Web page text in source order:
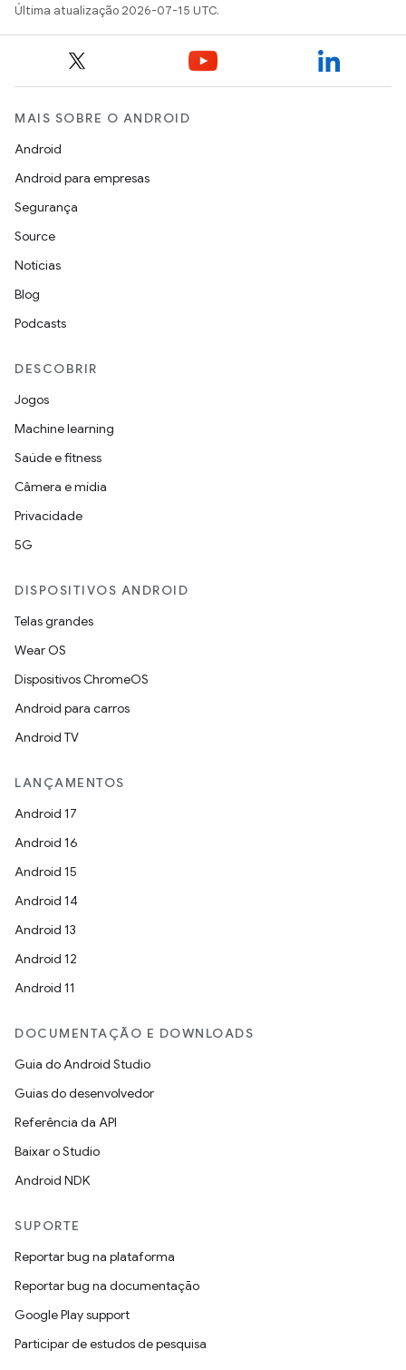
Última atualização 2026-07-15 UTC.
MAIS SOBRE O ANDROID
Android
Android para empresas
Segurança
Source
Notícias
Blog
Podcasts
DESCOBRIR
Jogos
Machine learning
Saúde e fitness
Câmera e mídia
Privacidade
5G
DISPOSITIVOS ANDROID
Telas grandes
Wear OS
Dispositivos ChromeOS
Android para carros
Android TV
LANÇAMENTOS
Android 17
Android 16
Android 15
Android 14
Android 13
Android 12
Android 11
DOCUMENTAÇÃO E DOWNLOADS
Guia do Android Studio
Guias do desenvolvedor
Referência da API
Baixar o Studio
Android NDK
SUPORTE
Reportar bug na plataforma
Reportar bug na documentação
Google Play support
Participar de estudos de pesquisa